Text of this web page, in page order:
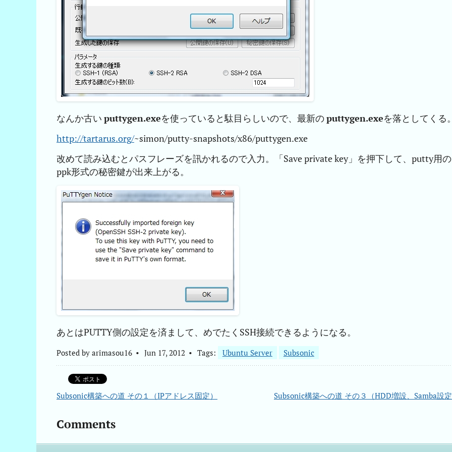
なんか古い puttygen.exeを使っていると駄目らしいので、最新のputtygen.exeを落としてくる
http://tartarus.org/~simon/putty-snapshots/x86/puttygen.exe
改めて読み込むとパスフレーズを訊かれるので入力。「Save private key」を押下して、putty用の
ppk形式の秘密鍵が出来上がる。
あとはPUTTY側の設定を済まして、めでたくSSH接続できるようになる。
Posted by arimasou16 Jun 17, 2012 Tags: Ubuntu Server Subsonic
Subsonic構築への道 その１（IPアドレス固定） Subsonic構築への道 その３（HDD増設、Samba設
Comments